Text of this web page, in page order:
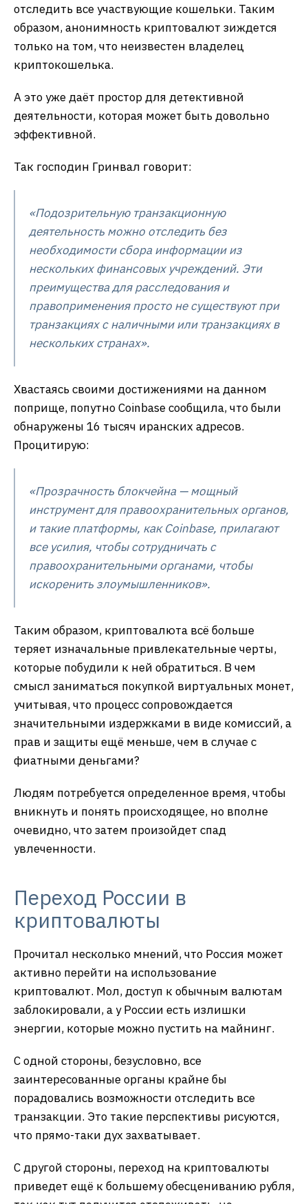
отследить все участвующие кошельки. Таким
образом, анонимность криптовалют зиждется
только на том, что неизвестен владелец
криптокошелька.
А это уже даёт простор для детективной
деятельности, которая может быть довольно
эффективной.
Так господин Гринвал говорит:
«Подозрительную транзакционную
деятельность можно отследить без
необходимости сбора информации из
нескольких финансовых учреждений. Эти
преимущества для расследования и
правоприменения просто не существуют при
транзакциях с наличными или транзакциях в
нескольких странах».
Хвастаясь своими достижениями на данном
поприще, попутно Coinbase сообщила, что были
обнаружены 16 тысяч иранских адресов.
Процитирую:
«Прозрачность блокчейна — мощный
инструмент для правоохранительных органов,
и такие платформы, как Coinbase, прилагают
все усилия, чтобы сотрудничать с
правоохранительными органами, чтобы
искоренить злоумышленников».
Таким образом, криптовалюта всё больше
теряет изначальные привлекательные черты,
которые побудили к ней обратиться. В чем
смысл заниматься покупкой виртуальных монет,
учитывая, что процесс сопровождается
значительными издержками в виде комиссий, а
прав и защиты ещё меньше, чем в случае с
фиатными деньгами?
Людям потребуется определенное время, чтобы
вникнуть и понять происходящее, но вполне
очевидно, что затем произойдет спад
увлеченности.
Переход России в
криптовалюты
Прочитал несколько мнений, что Россия может
активно перейти на использование
криптовалют. Мол, доступ к обычным валютам
заблокировали, а у России есть излишки
энергии, которые можно пустить на майнинг.
С одной стороны, безусловно, все
заинтересованные органы крайне бы
порадовались возможности отследить все
транзакции. Это такие перспективы рисуются,
что прямо-таки дух захватывает.
С другой стороны, переход на криптовалюты
приведет ещё к большему обесцениванию рубля,